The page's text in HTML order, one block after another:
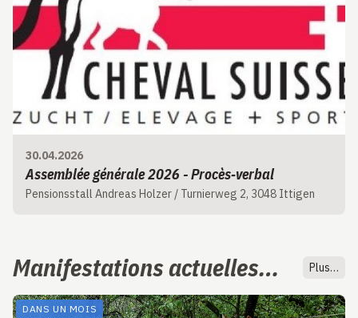
30.04.2026
Assemblée générale 2026 - Procès‑verbal
Pensionsstall Andreas Holzer / Turnierweg 2, 3048 Ittigen
Manifestations actuelles… Plus…
DANS UN MOIS